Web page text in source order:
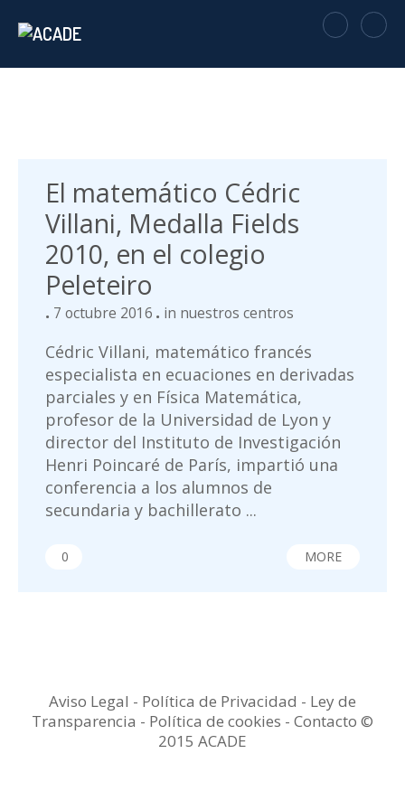
El matemático Cédric
Villani, Medalla Fields
2010, en el colegio
Peleteiro
7 octubre 2016 in nuestros centros
Cédric Villani, matemático francés
especialista en ecuaciones en derivadas
parciales y en Física Matemática,
profesor de la Universidad de Lyon y
director del Instituto de Investigación
Henri Poincaré de París, impartió una
conferencia a los alumnos de
secundaria y bachillerato ...
0 MORE
Aviso Legal - Política de Privacidad - Ley de
Transparencia - Política de cookies - Contacto ©
2015 ACADE